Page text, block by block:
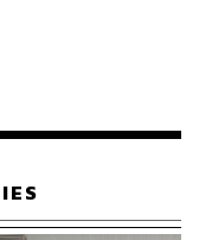
ฯ น้อยกว่าที่อยู่ใน